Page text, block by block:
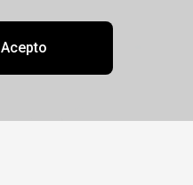
96 h.
Si tenés cuenta en alguno de los
mismo banco.
Acepto